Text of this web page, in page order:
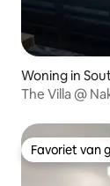
Woning in
The Villa @
Favoriet van
Favoriet van